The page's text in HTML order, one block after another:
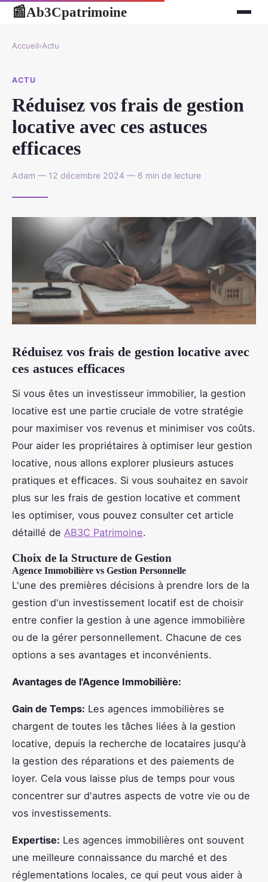
📰Ab3Cpatrimoine
Accueil›Actu
ACTU
Réduisez vos frais de gestion
locative avec ces astuces
efficaces
Adam — 12 décembre 2024 — 6 min de lecture
Réduisez vos frais de gestion locative avec
ces astuces efficaces
Si vous êtes un investisseur immobilier, la gestion
locative est une partie cruciale de votre stratégie
pour maximiser vos revenus et minimiser vos coûts.
Pour aider les propriétaires à optimiser leur gestion
locative, nous allons explorer plusieurs astuces
pratiques et efficaces. Si vous souhaitez en savoir
plus sur les frais de gestion locative et comment
les optimiser, vous pouvez consulter cet article
détaillé de AB3C Patrimoine.
Choix de la Structure de Gestion
Agence Immobilière vs Gestion Personnelle
L'une des premières décisions à prendre lors de la
gestion d'un investissement locatif est de choisir
entre confier la gestion à une agence immobilière
ou de la gérer personnellement. Chacune de ces
options a ses avantages et inconvénients.
Avantages de l'Agence Immobilière:
Gain de Temps: Les agences immobilières se
chargent de toutes les tâches liées à la gestion
locative, depuis la recherche de locataires jusqu'à
la gestion des réparations et des paiements de
loyer. Cela vous laisse plus de temps pour vous
concentrer sur d'autres aspects de votre vie ou de
vos investissements.
Expertise: Les agences immobilières ont souvent
une meilleure connaissance du marché et des
réglementations locales, ce qui peut vous aider à